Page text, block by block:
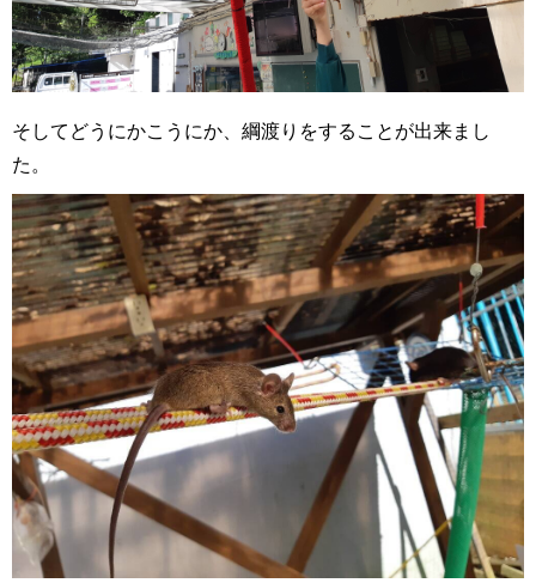
そしてどうにかこうにか、綱渡りをすることが出来まし
た。